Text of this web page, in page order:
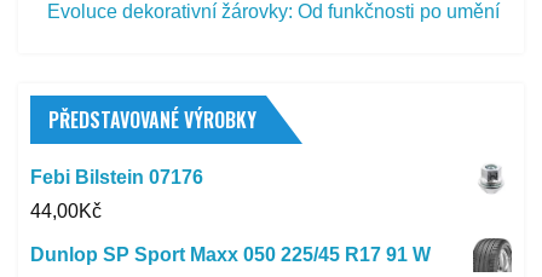
Evoluce dekorativní žárovky: Od funkčnosti po umění
PŘEDSTAVOVANÉ VÝROBKY
Febi Bilstein 07176
44,00Kč
Dunlop SP Sport Maxx 050 225/45 R17 91 W